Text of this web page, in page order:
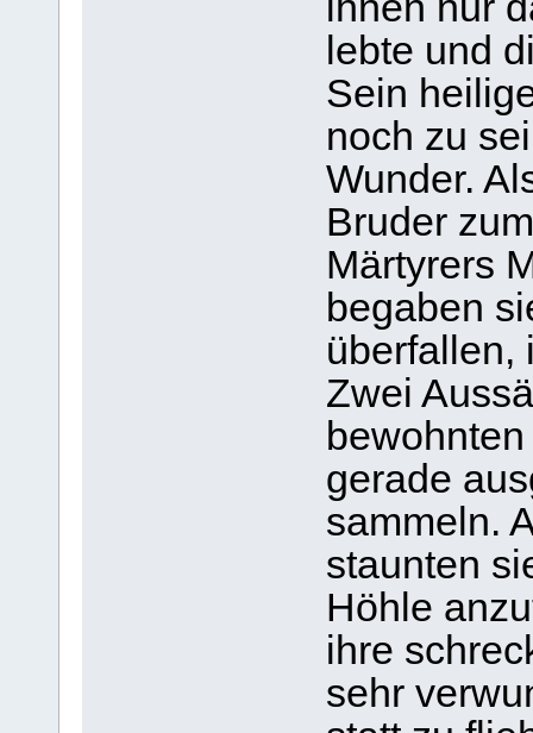
lebte und
Sein
noch zu
Wunder.
Bruder
Märtyrers
begaben
überfallen,
Zwei
gerade
sammeln.
staunten
Höhle
ihre
sehr